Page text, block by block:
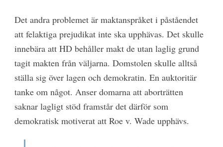
Det andra problemet är maktanspråket i påståendet
att felaktiga prejudikat inte ska upphävas. Det skulle
innebära att HD behåller makt de utan laglig grund
tagit makten från väljarna. Domstolen skulle alltså
ställa sig över lagen och demokratin. En auktoritär
tanke om något. Anser domarna att aborträtten
saknar lagligt stöd framstår det därför som
demokratisk motiverat att Roe v. Wade upphävs.